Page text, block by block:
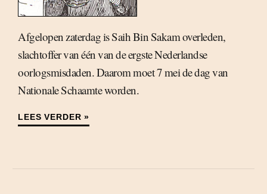
Afgelopen zaterdag is Saih Bin Sakam overleden,
slachtoffer van één van de ergste Nederlandse
oorlogsmisdaden. Daarom moet 7 mei de dag van
Nationale Schaamte worden.
LEES VERDER »